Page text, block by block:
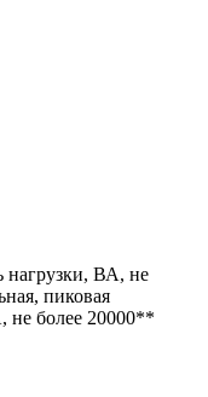
нагрузки, ВА, не
пиковая
не более 20000**